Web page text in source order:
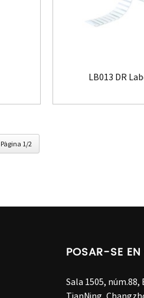
LB013 DR
Pàgina 1/2
POSAR-SE
Sala 1505, núm.88,